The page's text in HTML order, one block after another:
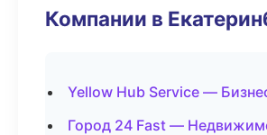
Компании в
Yellow Hub Service —
Город 24 Fast —